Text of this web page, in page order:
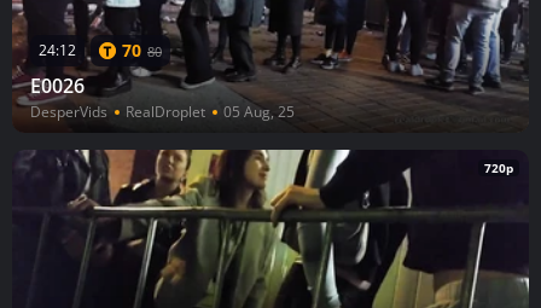
24:12 70 80
E0026
DesperVids RealDroplet 05 Aug, 25
720p